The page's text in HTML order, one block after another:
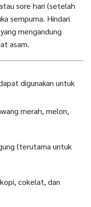
sore hari (setelah
sempurna. Hindari
mengandung
asam.
digunakan untuk
merah, melon,
(terutama untuk
cokelat, dan